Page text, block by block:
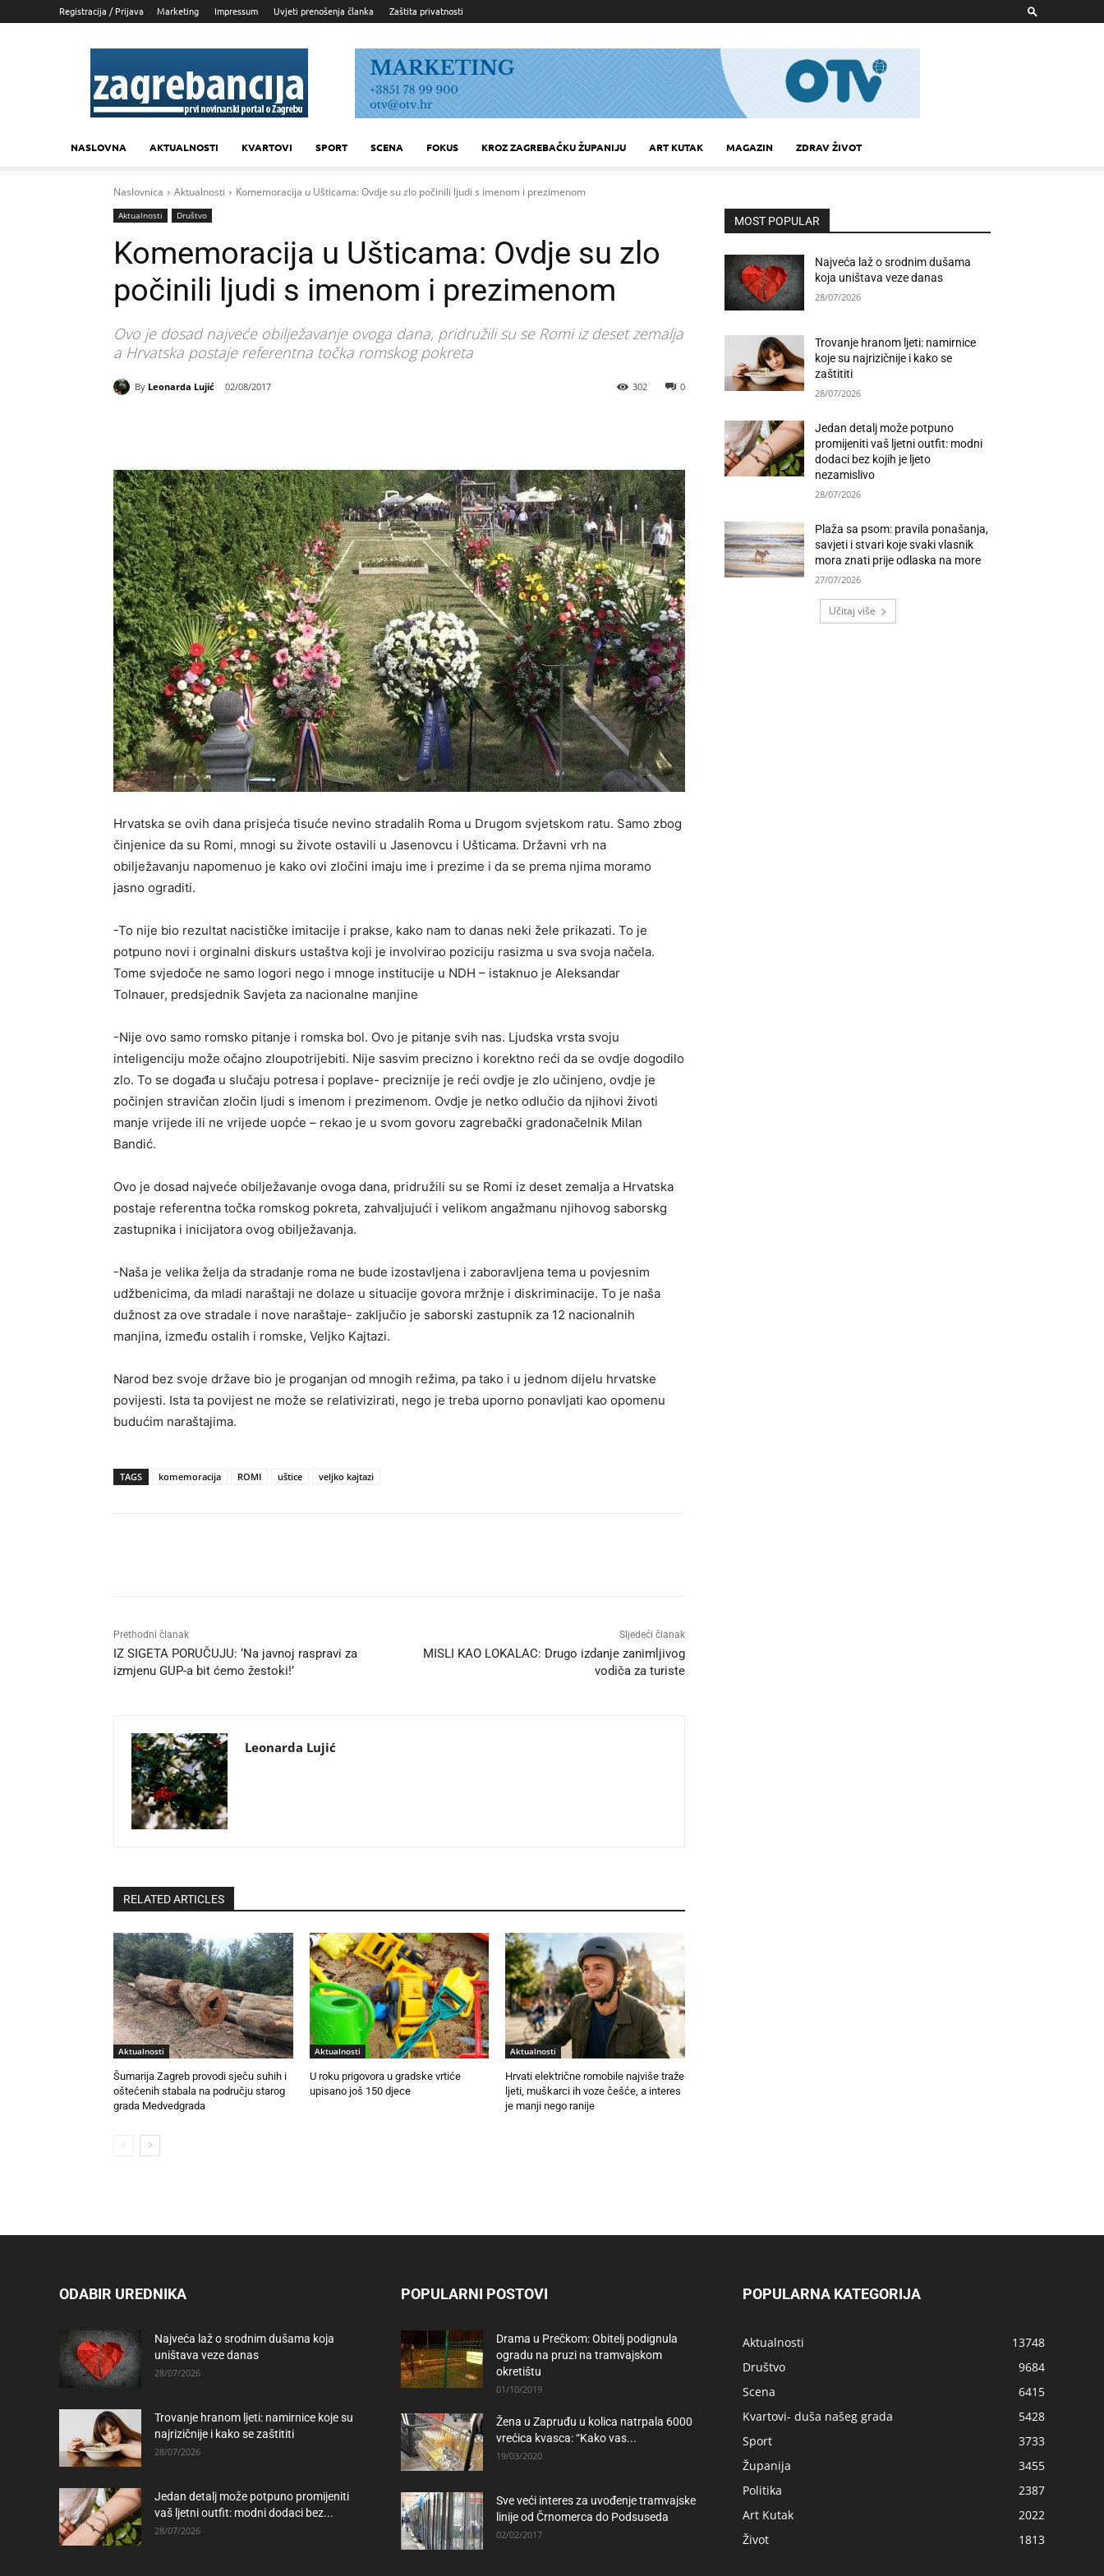
Registracija / Prijava Marketing Impressum Uvjeti prenošenja članka Zaštita privatnosti
Zagrebancija
NASLOVNA AKTUALNOSTI KVARTOVI SPORT SCENA FOKUS KROZ ZAGREBAČKU ŽUPANIJU ART KUTAK MAGAZIN ZDRAV ŽIVOT
Naslovnica Aktualnosti Komemoracija u Ušticama: Ovdje su zlo počinili ljudi s imenom i prezimenom
Aktualnosti Društvo
Komemoracija u Ušticama: Ovdje su zlo
počinili ljudi s imenom i prezimenom
Ovo je dosad najveće obilježavanje ovoga dana, pridružili su se Romi iz deset zemalja
a Hrvatska postaje referentna točka romskog pokreta
By Leonarda Lujić 02/08/2017 0
302
Hrvatska se ovih dana prisjeća tisuće nevino stradalih Roma u Drugom svjetskom ratu. Samo zbog
činjenice da su Romi, mnogi su živote ostavili u Jasenovcu i Ušticama. Državni vrh na
obilježavanju napomenuo je kako ovi zločini imaju ime i prezime i da se prema njima moramo
jasno ograditi.
-To nije bio rezultat nacističke imitacije i prakse, kako nam to danas neki žele prikazati. To je
potpuno novi i orginalni diskurs ustaštva koji je involvirao poziciju rasizma u sva svoja načela.
Tome svjedoče ne samo logori nego i mnoge institucije u NDH – istaknuo je Aleksandar
Tolnauer, predsjednik Savjeta za nacionalne manjine
-Nije ovo samo romsko pitanje i romska bol. Ovo je pitanje svih nas. Ljudska vrsta svoju
inteligenciju može očajno zloupotrijebiti. Nije sasvim precizno i korektno reći da se ovdje dogodilo
zlo. To se događa u slučaju potresa i poplave- preciznije je reći ovdje je zlo učinjeno, ovdje je
počinjen stravičan zločin ljudi s imenom i prezimenom. Ovdje je netko odlučio da njihovi životi
manje vrijede ili ne vrijede uopće – rekao je u svom govoru zagrebački gradonačelnik Milan
Bandić.
Ovo je dosad najveće obilježavanje ovoga dana, pridružili su se Romi iz deset zemalja a Hrvatska
postaje referentna točka romskog pokreta, zahvaljujući i velikom angažmanu njihovog saborskg
zastupnika i inicijatora ovog obilježavanja.
-Naša je velika želja da stradanje roma ne bude izostavljena i zaboravljena tema u povjesnim
udžbenicima, da mladi naraštaji ne dolaze u situacije govora mržnje i diskriminacije. To je naša
dužnost za ove stradale i nove naraštaje- zaključio je saborski zastupnik za 12 nacionalnih
manjina, između ostalih i romske, Veljko Kajtazi.
Narod bez svoje države bio je proganjan od mnogih režima, pa tako i u jednom dijelu hrvatske
povijesti. Ista ta povijest ne može se relativizirati, nego je treba uporno ponavljati kao opomenu
budućim naraštajima.
TAGS komemoracija ROMI uštice veljko kajtazi
Prethodni članak
IZ SIGETA PORUČUJU: ‘Na javnoj raspravi za
izmjenu GUP-a bit ćemo žestoki!’
Sljedeći članak
MISLI KAO LOKALAC: Drugo izdanje zanimljivog
vodiča za turiste
Leonarda Lujić
RELATED ARTICLES
Aktualnosti
Šumarija Zagreb provodi sječu suhih i
oštećenih stabala na području starog
grada Medvedgrada
Aktualnosti
U roku prigovora u gradske vrtiće
upisano još 150 djece
Aktualnosti
Hrvati električne romobile najviše traže
ljeti, muškarci ih voze češće, a interes
je manji nego ranije
MOST POPULAR
Najveća laž o srodnim dušama
koja uništava veze danas
28/07/2026
Trovanje hranom ljeti: namirnice
koje su najrizičnije i kako se
zaštititi
28/07/2026
Jedan detalj može potpuno
promijeniti vaš ljetni outfit: modni
dodaci bez kojih je ljeto
nezamislivo
28/07/2026
Plaža sa psom: pravila ponašanja,
savjeti i stvari koje svaki vlasnik
mora znati prije odlaska na more
27/07/2026
Učitaj više
ODABIR UREDNIKA
Najveća laž o srodnim dušama koja
uništava veze danas
28/07/2026
Trovanje hranom ljeti: namirnice koje su
najrizičnije i kako se zaštititi
28/07/2026
Jedan detalj može potpuno promijeniti
vaš ljetni outfit: modni dodaci bez...
28/07/2026
POPULARNI POSTOVI
Drama u Prečkom: Obitelj podignula
ogradu na pruzi na tramvajskom
okretištu
01/10/2019
Žena u Zapruđu u kolica natrpala 6000
vrećica kvasca: “Kako vas...
19/03/2020
Sve veći interes za uvođenje tramvajske
linije od Črnomerca do Podsuseda
02/02/2017
POPULARNA KATEGORIJA
Aktualnosti
13748
Društvo
9684
Scena
6415
Kvartovi- duša našeg grada
5428
Sport
3733
Županija
3455
Politika
2387
Art Kutak
2022
Život
1813